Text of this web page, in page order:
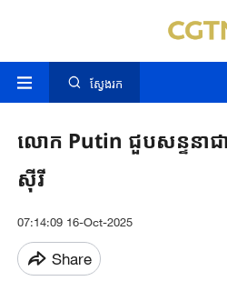
ស្វែងរក
លោក Putin ជួបសន្ទនា
ស៊ីរី
07:14:09 16-Oct-2025
Share